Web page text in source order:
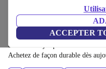
ACCEPTER
Téléphones Samsung
Téléphones Samsung Galaxy
économisez jusqu'à 40 %.
Achetez de façon durable dès